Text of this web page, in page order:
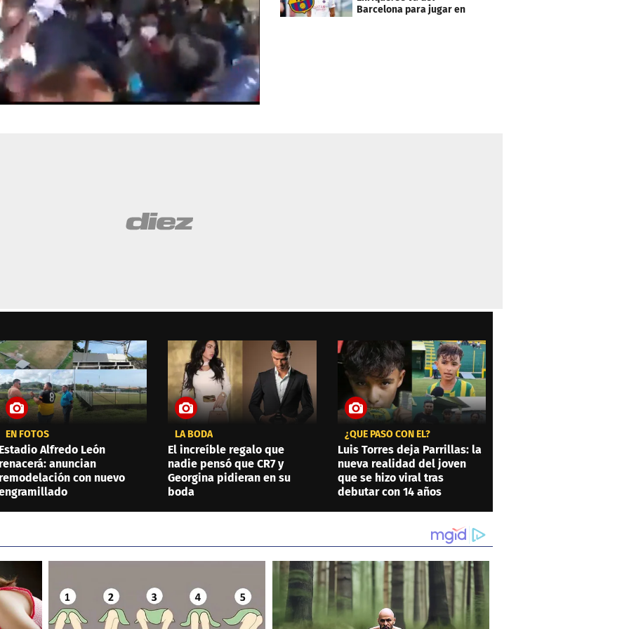
Barcelona para jugar en
EN FOTOS
Estadio Alfredo León
renacerá: anuncian
remodelación con nuevo
LA BODA
El increíble regalo que
nadie pensó que CR7 y
Georgina pidieran en su
boda
¿QUÉ PASÓ CON ÉL?
Luis Torres deja Parrillas: la
nueva realidad del joven
que se hizo viral tras
debutar con 14 años